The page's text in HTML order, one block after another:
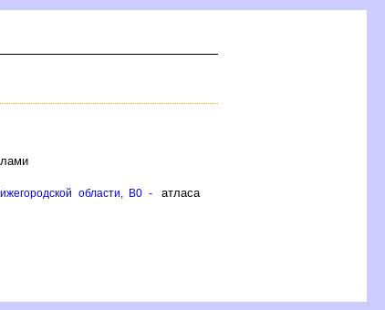
области, B0 -
атласа